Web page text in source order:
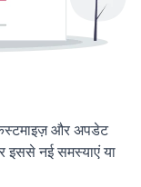
और अपडेट
नई समस्याएं या